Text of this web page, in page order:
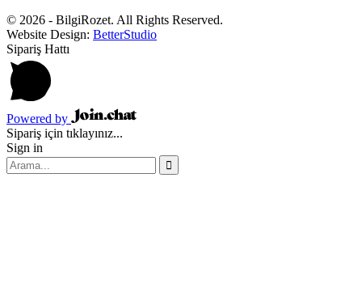
© 2026 - BilgiRozet. All Rights Reserved.
Website Design: BetterStudio
Sipariş Hattı
Powered by
Sipariş için tıklayınız...
Sign in